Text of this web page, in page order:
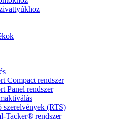
Compact rendszer
Panel rendszer
szerelvények (RTS)
Tacker® rendszer